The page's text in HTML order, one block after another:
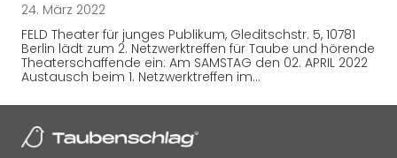
24. März 2022
FELD Theater für junges Publikum, Gleditschstr. 5, 10781
Berlin lädt zum 2. Netzwerktreffen für Taube und hörende
Theaterschaffende ein: Am SAMSTAG den 02. APRIL 2022
Austausch beim 1. Netzwerktreffen im…